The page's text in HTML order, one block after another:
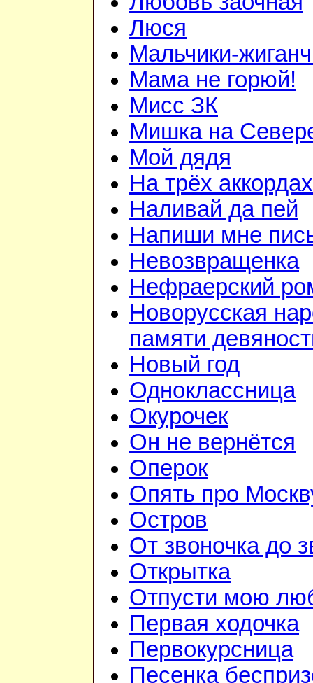
Люся
Мальчики-
Мама не горюй!
Мисс ЗК
Мишка на
Мой дядя
На трёх аккордах
Наливай да пей
Напиши мне
Невозвращенка
Нефраерский
Новорусская
памяти
Новый год
Одноклассница
Окурочек
Он не вернётся
Оперок
Опять про
Остров
От звоночка до
Открытка
Отпусти мою
Первая ходочка
Первокурсница
Песенка